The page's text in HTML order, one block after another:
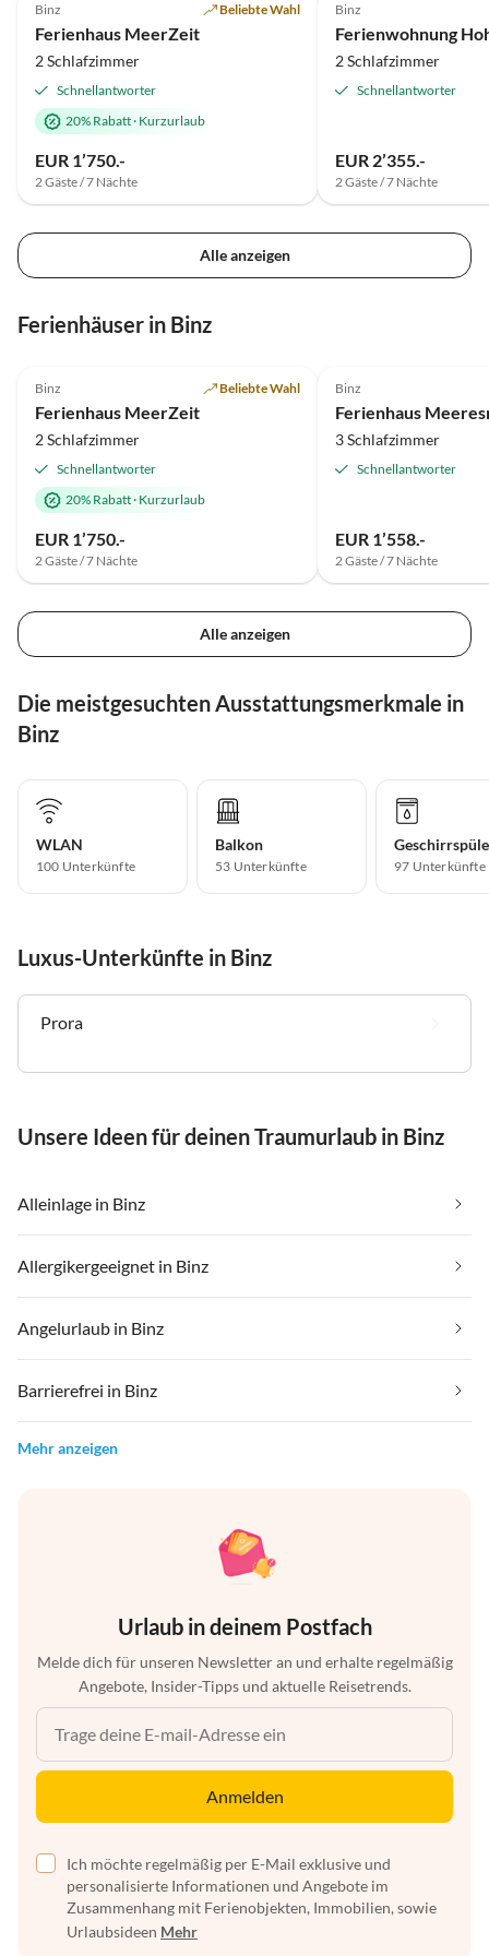
Binz Beliebte Wahl
Ferienhaus MeerZeit
2 Schlafzimmer
Schnellantworter
20% Rabatt· Kurzurlaub
EUR 1’750.-
2 Gäste / 7 Nächte
Binz
2 Schlafzimmer
Schnellantworter
EUR 2’355.-
2 Gäste / 7 Nächte
Alle anzeigen
Ferienhäuser in Binz
Binz Beliebte Wahl
Ferienhaus MeerZeit
2 Schlafzimmer
Schnellantworter
20% Rabatt· Kurzurlaub
EUR 1’750.-
2 Gäste / 7 Nächte
Binz
Ferienhaus
3 Schlafzimmer
Schnellantworter
EUR 1’558.-
2 Gäste / 7 Nächte
Alle anzeigen
Die meistgesuchten Ausstattungsmerkmale in
Binz
WLAN
100 Unterkünfte
Balkon
53 Unterkünfte 97 Unterkünfte
Luxus-Unterkünfte in Binz
Prora
Unsere Ideen für deinen Traumurlaub in Binz
Alleinlage in Binz
Allergikergeeignet in Binz
Angelurlaub in Binz
Barrierefrei in Binz
Mehr anzeigen
Urlaub in deinem Postfach
Melde dich für unseren Newsletter an und erhalte regelmäßig
Angebote, Insider-Tipps und aktuelle Reisetrends.
Anmelden
Ich möchte regelmäßig per E-Mail exklusive und
personalisierte Informationen und Angebote im
Zusammenhang mit Ferienobjekten, Immobilien, sowie
Urlaubsideen Mehr